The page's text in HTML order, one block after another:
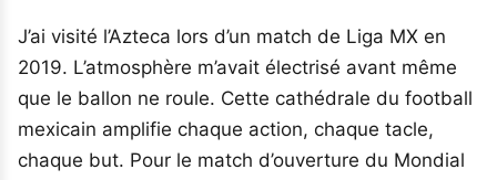
J’ai visité l’Azteca lors d’un match de Liga MX en
2019. L’atmosphère m’avait électrisé avant même
que le ballon ne roule. Cette cathédrale du football
mexicain amplifie chaque action, chaque tacle,
chaque but. Pour le match d’ouverture du Mondial